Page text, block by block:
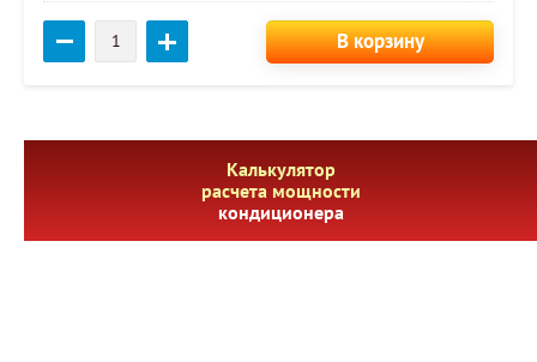
Калькулятор
расчета мощности
кондиционера
В корзину